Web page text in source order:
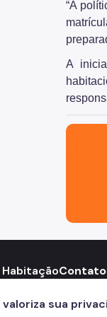
“A
A
São
sua